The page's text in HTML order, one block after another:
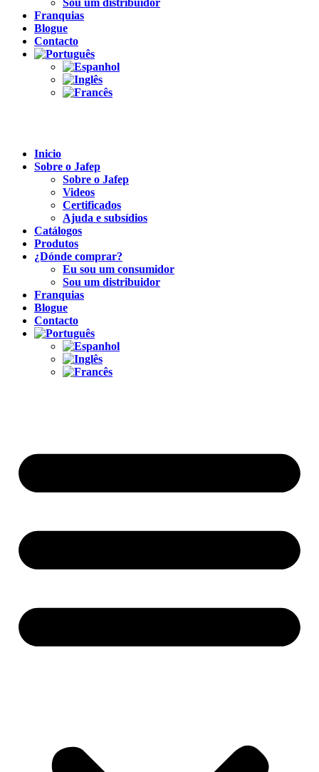
Sou um distribuidor
Franquias
Blogue
Contacto
Inicio
Sobre o Jafep
Sobre o Jafep
Videos
Certificados
Ajuda e subsídios
Catálogos
Produtos
¿Dónde comprar?
Eu sou um consumidor
Sou um distribuidor
Franquias
Blogue
Contacto